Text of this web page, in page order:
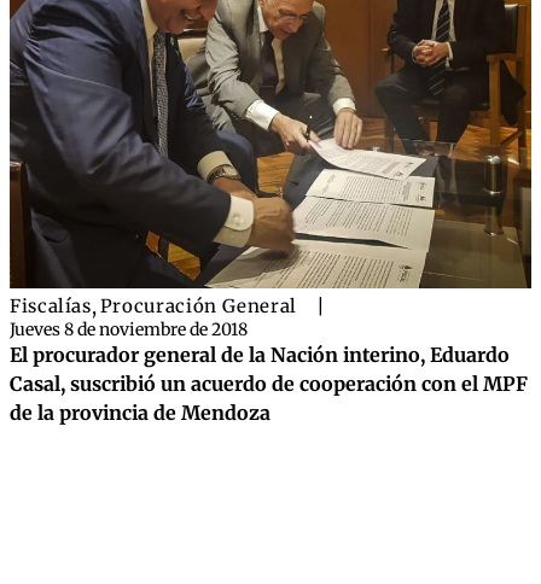
Fiscalías, Procuración General
Jueves 8 de noviembre de 2018
El procurador general de la Nación interino, Eduardo
Casal, suscribió un acuerdo de cooperación con el MPF
de la provincia de Mendoza